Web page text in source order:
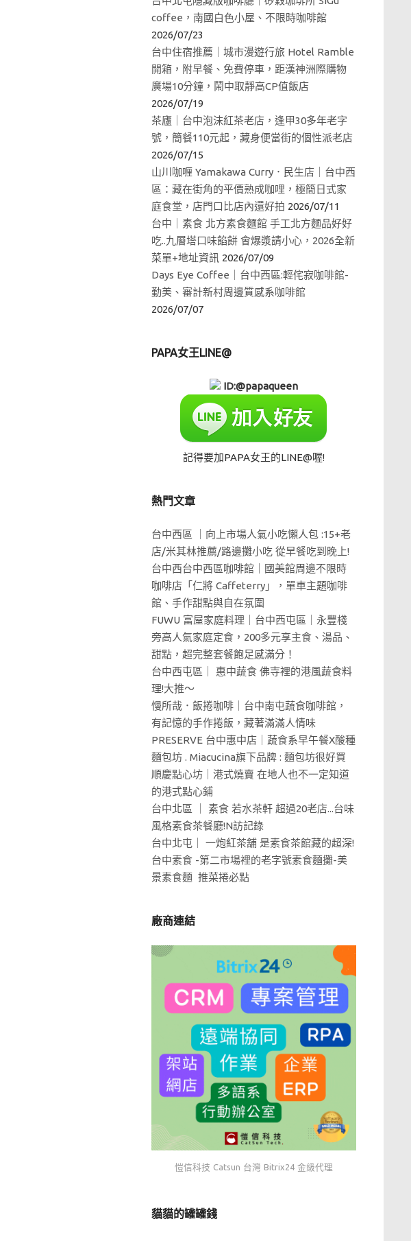
coffee，南國白色小屋、不限時咖啡館
2026/07/23
台中住宿推薦｜城市漫遊行旅 Hotel Ramble
開箱，附早餐、免費停車，距漢神洲際購物
廣場10分鐘，鬧中取靜高CP值飯店
2026/07/19
茶廬｜台中泡沫紅茶老店，逢甲30多年老字
號，簡餐110元起，藏身便當街的個性派老店
2026/07/15
山川咖喱 Yamakawa Curry．民生店｜台中西
區：藏在街角的平價熟成咖哩，極簡日式家
庭食堂，店門口比店內還好拍 2026/07/11
台中｜素食 北方素食麵館 手工北方麵品好好
吃..九層塔口味餡餅 會爆漿請小心，2026全新
菜單+地址資訊 2026/07/09
Days Eye Coffee｜台中西區:輕侘寂咖啡館-
勤美、審計新村周邊質感系咖啡館
2026/07/07
PAPA女王LINE@
ID:@papaqueen
記得要加PAPA女王的LINE@喔!
熱門文章
台中西區 ｜向上市場人氣小吃懶人包 :15+老
店/米其林推薦/路邊攤小吃 從早餐吃到晚上!
台中西台中西區咖啡館｜國美館周邊不限時
咖啡店「仁將 Caffeterry」，單車主題咖啡
館、手作甜點與自在氛圍
FUWU 富屋家庭料理｜台中西屯區｜永豐棧
旁高人氣家庭定食，200多元享主食、湯品、
甜點，超完整套餐飽足感滿分！
台中西屯區｜ 惠中蔬食 佛寺裡的港風蔬食料
理!大推～
慢所哉．飯捲咖啡｜台中南屯蔬食咖啡館，
有記憶的手作捲飯，藏著滿滿人情味
PRESERVE 台中惠中店｜蔬食系早午餐X酸種
麵包坊 . Miacucina旗下品牌 : 麵包坊很好買
順慶點心坊｜港式燒賣 在地人也不一定知道
的港式點心鋪
台中北區 ｜ 素食 若水茶軒 超過20老店...台味
風格素食茶餐廳!N訪記錄
台中北屯｜ 一炮紅茶舖 是素食茶館藏的超深!
台中素食 -第二市場裡的老字號素食麵攤-美
景素食麵 推菜捲必點
廠商連結
愷信科技 Catsun 台灣 Bitrix24 金級代理
貓貓的罐罐錢